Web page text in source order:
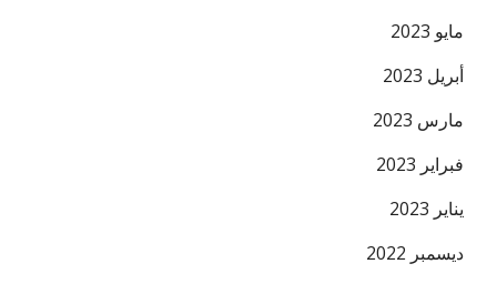
مايو 2023
أبريل 2023
مارس 2023
فبراير 2023
يناير 2023
ديسمبر 2022